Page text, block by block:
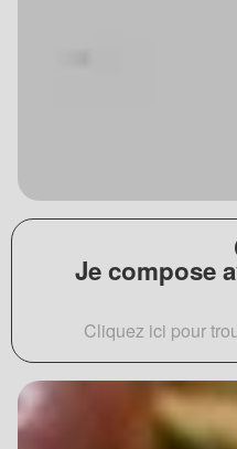
Je compose
Cliquez ici pour